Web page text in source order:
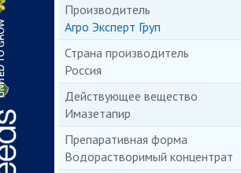
Производитель
Агро Эксперт Груп
Страна производитель
Россия
Действующее вещество
Имазетапир
Препаративная форма
Водорастворимый концентрат